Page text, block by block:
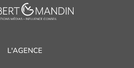
L'AGENCE